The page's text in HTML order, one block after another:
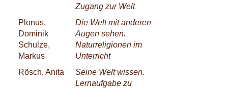
Zugang zur Welt
Plonus,
Dominik
Schulze,
Markus
Die Welt mit anderen
Augen sehen.
Naturreligionen im
Unterricht
Rösch, Anita
Seine Welt wissen.
Lernaufgabe zu